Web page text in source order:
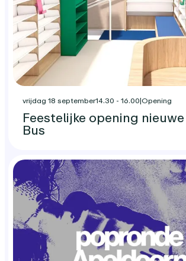
vrijdag 18 september14.30 - 16.00|Opening
Feestelijke opening
Bus